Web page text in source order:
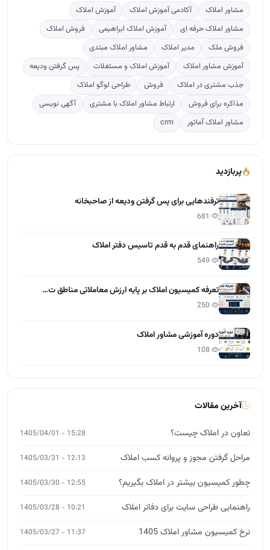
مشاور املاک آکادمی آموزش املاک
آموزش املاک
مشاور املاک حرفه ای
آموزش املاک ابراهیمی
فروش املاک
فروش ملک
مدیر املاک
مشاور املاک مبتدی
آموزش مشاور املاک
آموزش املاک و مستغلات
پس گرفتن ودیعه
جذب مشتری در املاک
فروش
طراحی لوگو املاک
مذاکره برای فروش
ارتباط مشاور املاک با مشتری
آگهی نویسی
مشاور املاک آماتور
crm
پربازدید
ترفندهایی برای پس گرفتن ودیعه از صاحبخانه
راهنمای قدم به قدم تاسیس دفتر املاک
تعرفه کمیسیون املاک بر پایه ارزش معاملاتی مناطق ت…
دوره آموزشی مشاور املاک
آخرین مقالات
تعاون در املاک چیست؟ 15:28 - 1405/04/01
مراحل گرفتن مجوز و پروانه کسب املاک 12:13 - 1405/03/31
چطور کمیسیون بیشتر در املاک بگیریم؟ 12:55 - 1405/03/30
راهنمایی طراحی سایت برای دفاتر املاک 10:21 - 1405/03/28
نرخ کمیسیون مشاور املاک 1405 11:37 - 1405/03/27